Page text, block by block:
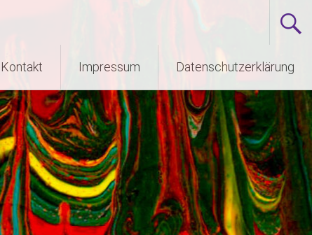
Kontakt Impressum Datenschutzerklärung